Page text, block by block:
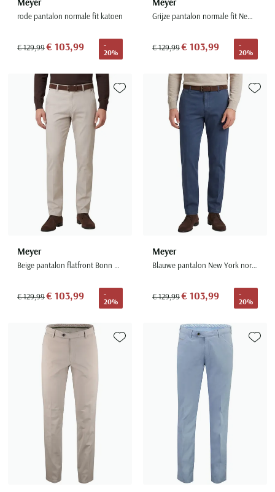
rode pantalon normale fit katoen
€ 129,99€ 103,99
-
20%
Grijze pantalon normale fit New York
€ 129,99€ 103,99
-
20%
Meyer
Beige pantalon flatfront Bonn normale fit
€ 129,99€ 103,99
-
20%
Toevoegen aan favorieten
Meyer
Blauwe pantalon New York normale fit
€ 129,99€ 103,99
-
20%
Toevoegen aan favorieten